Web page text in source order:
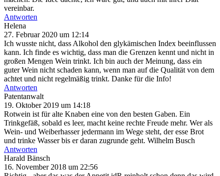
vereinbar.
Antworten
Helena
27. Februar 2020 um 12:14
Ich wusste nicht, dass Alkohol den glykämischen Index beeinflussen
kann. Ich finde es wichtig, dass man die Grenzen kennt und nicht in
großen Mengen Wein trinkt. Ich bin auch der Meinung, dass ein
guter Wein nicht schaden kann, wenn man auf die Qualität von dem
achtet und nicht regelmäßig trinkt. Danke für die Info!
Antworten
Patentanwalt
19. Oktober 2019 um 14:18
Rotwein ist für alte Knaben eine von den besten Gaben. Ein
Trinkgefäß, sobald es leer, macht keine rechte Freude mehr. Wer als
Wein- und Weiberhasser jedermann im Wege steht, der esse Brot
und trinke Wasser bis er daran zugrunde geht. Wilhelm Busch
Antworten
Harald Bänsch
16. November 2018 um 22:56